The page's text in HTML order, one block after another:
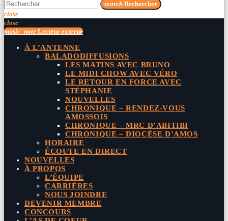
search Rechercher
close
close
music_note Lecteur externe
À L’ANTENNE
BALADODIFFUSIONS
LES MATINS AVEC BRUNO
LE MIDI CHOW AVEC VÉRO
LE RETOUR EN FORCE AVEC
STÉPHANIE
NOUVELLES
CHRONIQUE – RENDEZ-VOUS
AMOSSOIS
CHRONIQUE – MRC D’ABITIBI
CHRONIQUE – DIOCÈSE D’AMOS
HORAIRE
ÉCOUTE EN DIRECT
NOUVELLES
À PROPOS
L’ÉQUIPE
CARRIÈRES
NOUS JOINDRE
DEVENIR MEMBRE
CONCOURS